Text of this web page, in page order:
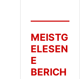
MEISTG
ELESEN
E
BERICH